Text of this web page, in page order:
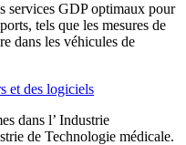
services GDP optimaux pour
tels que les mesures de
dans les véhicules de
et des logiciels
dans l’ Industrie
de Technologie médicale.